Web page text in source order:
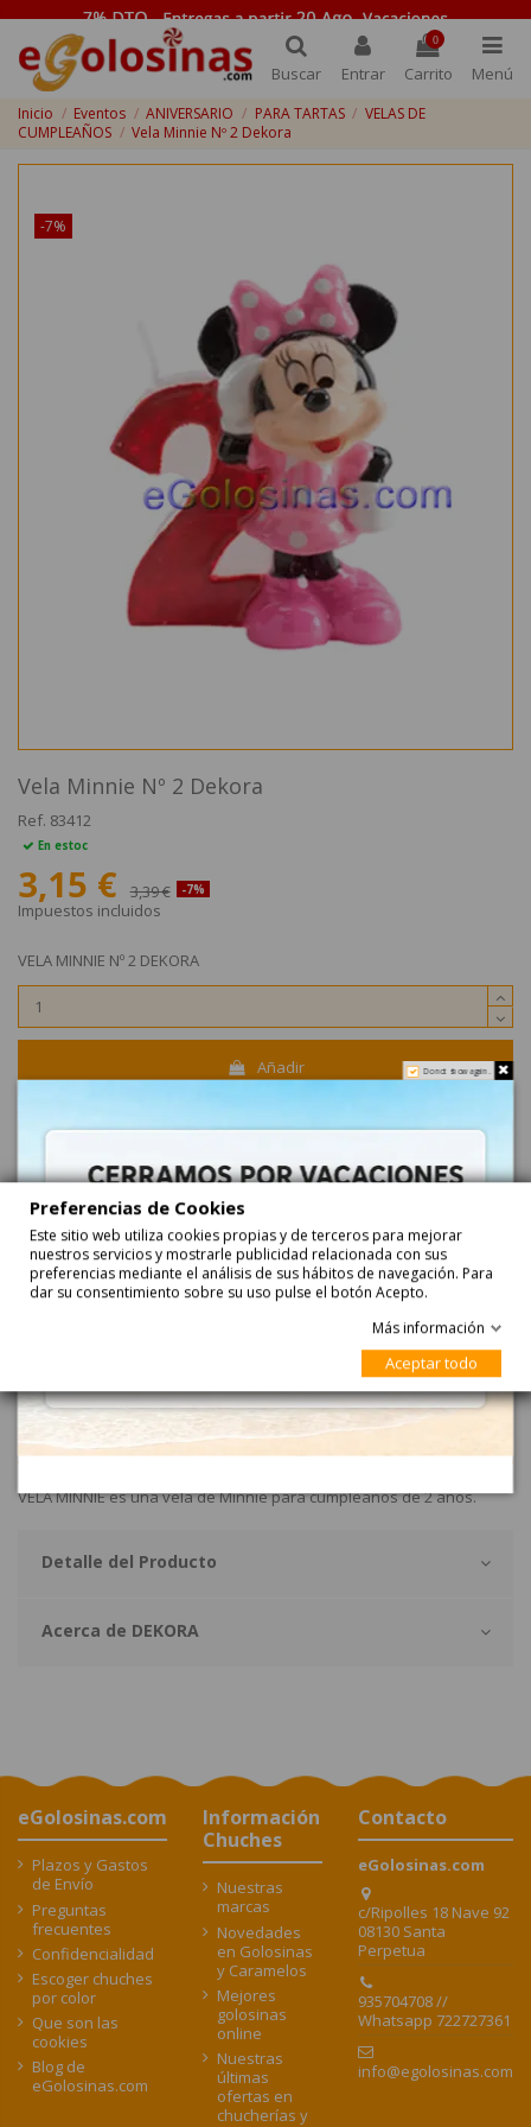
Buscar Entrar
0
Carrito Menú
Inicio Eventos ANIVERSARIO PARA TARTAS
VELAS DE
CUMPLEAÑOS
Vela Minnie Nº 2 Dekora
-7%
Vela Minnie Nº 2 Dekora
Ref. 83412
En estoc
3,15 € 3,39 € -7%
Impuestos incluidos
VELA MINNIE Nº 2 DEKORA
Añadir
entre24-08-2026y25-08-2026conCorreos Express
entre25-08-2026y26-08-2026
VELA MINNIE es una vela de Minnie para cumpleaños de 2 años.
Detalle del Producto
Acerca de DEKORA
eGolosinas.com
Plazos y Gastos
de Envío
Preguntas
frecuentes
Confidencialidad
Escoger chuches
por color
Que son las
cookies
Blog de
eGolosinas.com
Información
Chuches
Nuestras
marcas
Novedades
en Golosinas
y Caramelos
Mejores
golosinas
online
Nuestras
últimas
ofertas en
chucherías y
Contacto
eGolosinas.com
c/Ripolles 18 Nave 92
08130 Santa
Perpetua
935704708 //
Whatsapp 722727361
info@egolosinas.com
Do not show again.
Preferencias de Cookies
Este sitio web utiliza cookies propias y de terceros para mejorar
nuestros servicios y mostrarle publicidad relacionada con sus
preferencias mediante el análisis de sus hábitos de navegación. Para
dar su consentimiento sobre su uso pulse el botón Acepto.
Más información
Aceptar todo